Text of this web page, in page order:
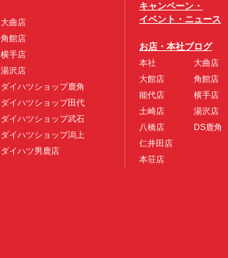
大曲店
角館店
横手店
湯沢店
ダイハツショップ鹿角
ダイハツショップ田代
ダイハツショップ武石
ダイハツショップ潟上
ダイハツ男鹿店
キャンペーン・
イベント・ニュース
お店・本社ブログ
本社
大館店
能代店
土崎店
八橋店
仁井田店
本荘店
大曲店
角館店
横手店
湯沢店
DS鹿角